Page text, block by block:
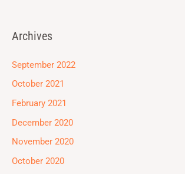
Archives
September 2022
October 2021
February 2021
December 2020
November 2020
October 2020